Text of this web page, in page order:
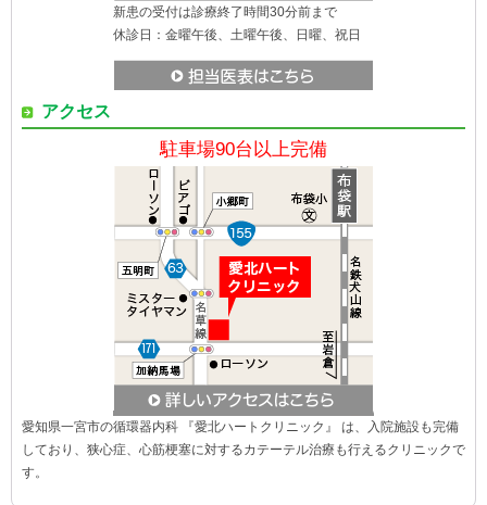
新患の受付は診療終了時間30分前まで
休診日：金曜午後、土曜午後、日曜、祝日
アクセス
駐車場90台以上完備
愛知県一宮市の循環器内科 『愛北ハートクリニック』 は、入院施設も完備
しており、狭心症、心筋梗塞に対するカテーテル治療も行えるクリニックで
す。